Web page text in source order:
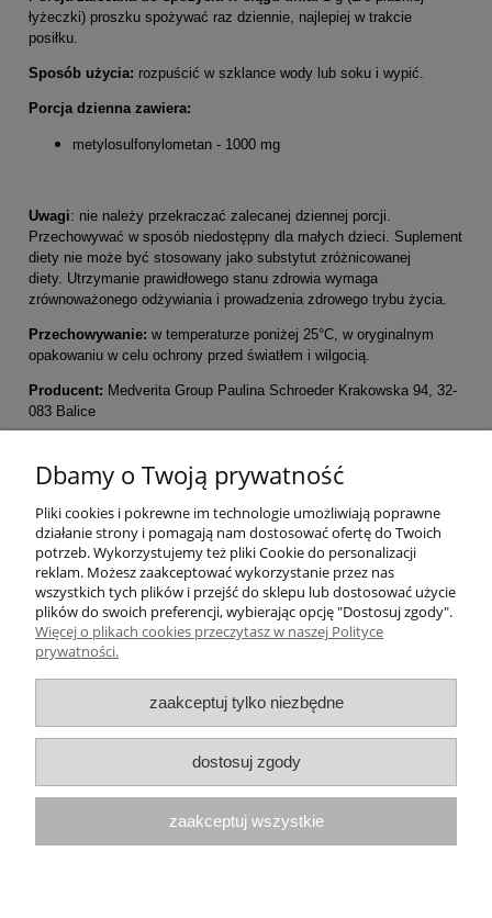
łyżeczki) proszku spożywać raz dziennie, najlepiej w trakcie
posiłku.
Sposób użycia: rozpuścić w szklance wody lub soku i wypić.
Porcja dzienna zawiera:
metylosulfonylometan - 1000 mg
Uwagi: nie należy przekraczać zalecanej dziennej porcji.
Przechowywać w sposób niedostępny dla małych dzieci. Suplement
diety nie może być stosowany jako substytut zróżnicowanej
diety. Utrzymanie prawidłowego stanu zdrowia wymaga
zrównoważonego odżywiania i prowadzenia zdrowego trybu życia.
Przechowywanie: w temperaturze poniżej 25°C, w oryginalnym
opakowaniu w celu ochrony przed światłem i wilgocią.
Producent: Medverita Group Paulina Schroeder Krakowska 94, 32-
083 Balice
Moje konto
Płatności i dostawa
Informacje
O nas
Numer konta do przelewów: 21 1050 1445
1000 0091 4895 6635
Paulina Schroeder Medverita Group
ul. Krakowska 94
Dbamy o Twoją prywatność
Pliki cookies i pokrewne im technologie umożliwiają poprawne
działanie strony i pomagają nam dostosować ofertę do Twoich
potrzeb. Wykorzystujemy też pliki Cookie do personalizacji
reklam. Możesz zaakceptować wykorzystanie przez nas
wszystkich tych plików i przejść do sklepu lub dostosować użycie
plików do swoich preferencji, wybierając opcję "Dostosuj zgody".
Więcej o plikach cookies przeczytasz w naszej Polityce
prywatności.
zaakceptuj tylko niezbędne
dostosuj zgody
zaakceptuj wszystkie